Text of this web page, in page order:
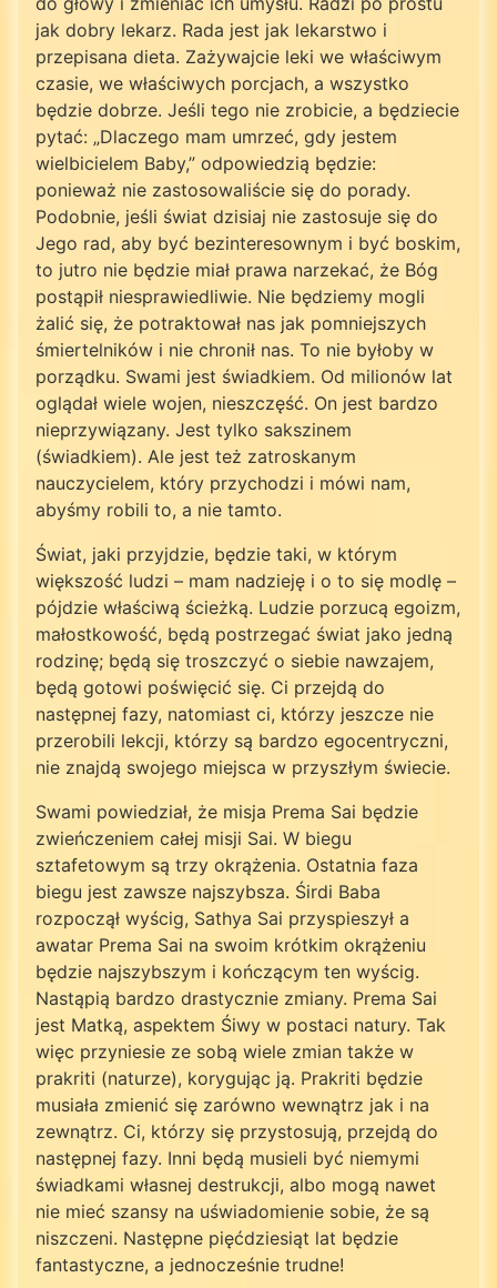
jak dobry lekarz. Rada jest jak lekarstwo i
przepisana dieta. Zażywajcie leki we właściwym
czasie, we właściwych porcjach, a wszystko
będzie dobrze. Jeśli tego nie zrobicie, a będziecie
pytać: „Dlaczego mam umrzeć, gdy jestem
wielbicielem Baby,” odpowiedzią będzie:
ponieważ nie zastosowaliście się do porady.
Podobnie, jeśli świat dzisiaj nie zastosuje się do
Jego rad, aby być bezinteresownym i być boskim,
to jutro nie będzie miał prawa narzekać, że Bóg
postąpił niesprawiedliwie. Nie będziemy mogli
żalić się, że potraktował nas jak pomniejszych
śmiertelników i nie chronił nas. To nie byłoby w
porządku. Swami jest świadkiem. Od milionów lat
oglądał wiele wojen, nieszczęść. On jest bardzo
nieprzywiązany. Jest tylko sakszinem
(świadkiem). Ale jest też zatroskanym
nauczycielem, który przychodzi i mówi nam,
abyśmy robili to, a nie tamto.
Świat, jaki przyjdzie, będzie taki, w którym
większość ludzi – mam nadzieję i o to się modlę –
pójdzie właściwą ścieżką. Ludzie porzucą egoizm,
małostkowość, będą postrzegać świat jako jedną
rodzinę; będą się troszczyć o siebie nawzajem,
będą gotowi poświęcić się. Ci przejdą do
następnej fazy, natomiast ci, którzy jeszcze nie
przerobili lekcji, którzy są bardzo egocentryczni,
nie znajdą swojego miejsca w przyszłym świecie.
Swami powiedział, że misja Prema Sai będzie
zwieńczeniem całej misji Sai. W biegu
sztafetowym są trzy okrążenia. Ostatnia faza
biegu jest zawsze najszybsza. Śirdi Baba
rozpoczął wyścig, Sathya Sai przyspieszył a
awatar Prema Sai na swoim krótkim okrążeniu
będzie najszybszym i kończącym ten wyścig.
Nastąpią bardzo drastycznie zmiany. Prema Sai
jest Matką, aspektem Śiwy w postaci natury. Tak
więc przyniesie ze sobą wiele zmian także w
prakriti (naturze), korygując ją. Prakriti będzie
musiała zmienić się zarówno wewnątrz jak i na
zewnątrz. Ci, którzy się przystosują, przejdą do
następnej fazy. Inni będą musieli być niemymi
świadkami własnej destrukcji, albo mogą nawet
nie mieć szansy na uświadomienie sobie, że są
niszczeni. Następne pięćdziesiąt lat będzie
fantastyczne, a jednocześnie trudne!